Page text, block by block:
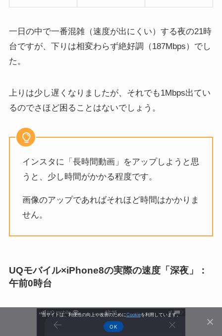
一日の中で一番混雑（速度が出にくい）する夜の21時
台ですが、下りは相変わらず絶好調（187Mbps）でし
た。
上りは少し遅くなりましたが、それでも1Mbps出てい
るのでさほど困ることはないでしょう。
インスタに「長時間動画」をアップしようと思
うと、少し時間がかかる程度です。
画像のアップであればそれほど時間はかかりま
せん。
UQモバイル×iPhone8の実際の速度「深夜」：
午前0時台
当サイトは、利便性の向上や改善のためにCookieを利用しています。
OK